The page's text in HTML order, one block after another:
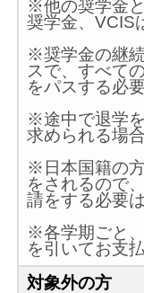
※他の奨学金
奨学金、VCIS
※奨学金の継
スで、すべて
をパスする必
※途中で退学
求められる場
※日本国籍の
をされるので
請をする必要
※各学期ごと
を引いてお支
対象外の方